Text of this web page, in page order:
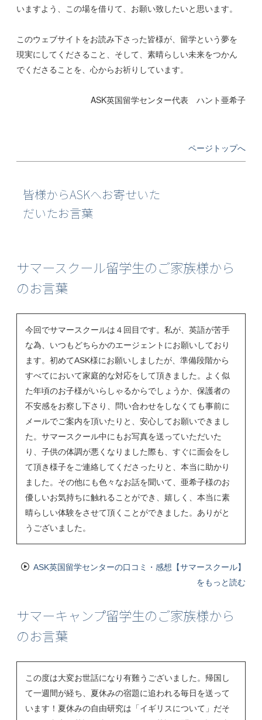
いますよう、この場を借りて、お願い致したいと思います。
このウェブサイトをお読み下さった皆様が、留学という夢を
現実にしてくださること、そして、素晴らしい未来をつかん
でくださることを、心からお祈りしています。
ASK英国留学センター代表 ハント亜希子
ページトップへ
皆様からASKへお寄せいた
だいたお言葉
サマースクール留学生のご家族様から
のお言葉
今回でサマースクールは４回目です。私が、英語が苦手
な為、いつもどちらかのエージェントにお願いしており
ます。初めてASK様にお願いしましたが、準備段階から
すべてにおいて家庭的な対応をして頂きました。よく似
た年頃のお子様がいらしゃるからでしょうか、保護者の
不安感をお察し下さり、問い合わせをしなくても事前に
メールでご案内を頂いたりと、安心してお願いできまし
た。サマースクール中にもお写真を送っていただいた
り、子供の体調が悪くなりました際も、すぐに面会をし
て頂き様子をご連絡してくださったりと、本当に助かり
ました。その他にも色々なお話を聞いて、亜希子様のお
優しいお気持ちに触れることができ、嬉しく、本当に素
晴らしい体験をさせて頂くことができました。ありがと
うございました。
ASK英国留学センターの口コミ・感想【サマースクール】
をもっと読む
サマーキャンプ留学生のご家族様から
のお言葉
この度は大変お世話になり有難うございました。帰国し
て一週間が経ち、夏休みの宿題に追われる毎日を送って
います！夏休みの自由研究は「イギリスについて」だそ